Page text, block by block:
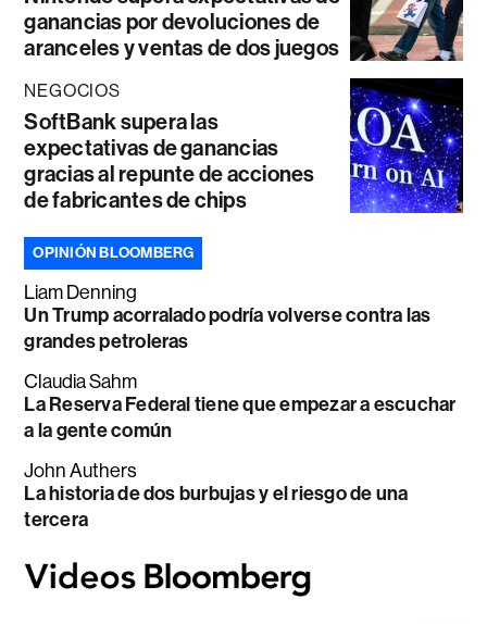
ganancias por devoluciones de
aranceles y ventas de dos juegos
NEGOCIOS
SoftBank supera las
expectativas de ganancias
gracias al repunte de acciones
de fabricantes de chips
OPINIÓN BLOOMBERG
Liam Denning
Un Trump acorralado podría volverse contra las
grandes petroleras
Claudia Sahm
La Reserva Federal tiene que empezar a escuchar
a la gente común
John Authers
La historia de dos burbujas y el riesgo de una
tercera